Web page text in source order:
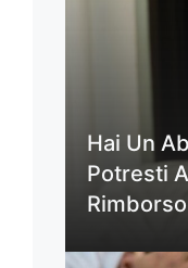
Hai Un
Potresti
Rimborso